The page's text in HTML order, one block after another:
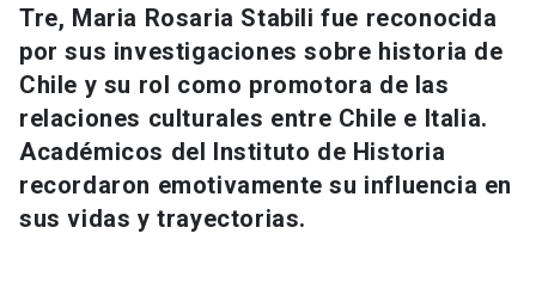
Futuros estudiantes
Estudiantes
Académicos
Personal
Go to english site
ACCESOS DIRECTOS
Admisión
Mi Cuenta UC launch
Tre, Maria Rosaria Stabili fue reconocida
por sus investigaciones sobre historia de
Chile y su rol como promotora de las
relaciones culturales entre Chile e Italia.
Académicos del Instituto de Historia
recordaron emotivamente su influencia en
sus vidas y trayectorias.